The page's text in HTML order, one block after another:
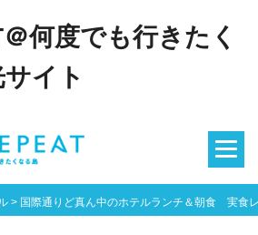
何度でも行きたく
イト
> 国際通りど真ん中のホテルランチ＆朝食 実食